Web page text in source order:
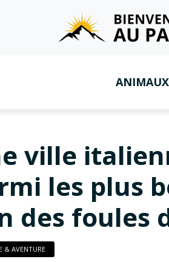
ANIMAUX
ville
les plus
des foules
& AVENTURE